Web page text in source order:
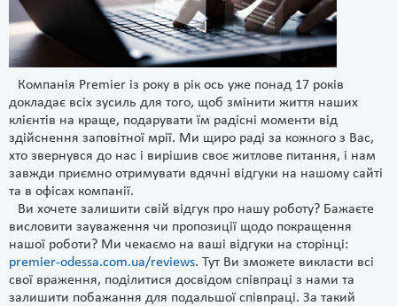
Компанія Premier із року в рік ось уже понад 17 років
докладає всіх зусиль для того, щоб змінити життя наших
клієнтів на краще, подарувати їм радісні моменти від
здійснення заповітної мрії. Ми щиро раді за кожного з Вас,
хто звернувся до нас і вирішив своє житлове питання, і нам
завжди приємно отримувати вдячні відгуки на нашому сайті
та в офісах компанії.
Ви хочете залишити свій відгук про нашу роботу? Бажаєте
висловити зауваження чи пропозиції щодо покращення
нашої роботи? Ми чекаємо на ваші відгуки на сторінці:
premier-odessa.com.ua/reviews. Тут Ви зможете викласти всі
свої враження, поділитися досвідом співпраці з нами та
залишити побажання для подальшої співпраці. За такий